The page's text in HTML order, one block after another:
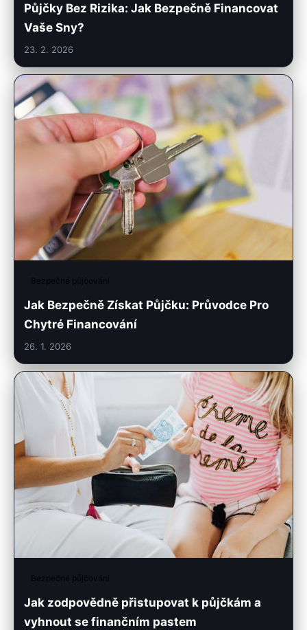
Půjčky Bez Rizika: Jak Bezpečně Financovat
Vaše Sny?
23. 2. 2026
Bezpečné půjčování
Jak Bezpečně Získat Půjčku: Průvodce Pro
Chytré Financování
26. 1. 2026
Bezpečné půjčování
Jak zodpovědně přistupovat k půjčkám a
vyhnout se finančním pastem